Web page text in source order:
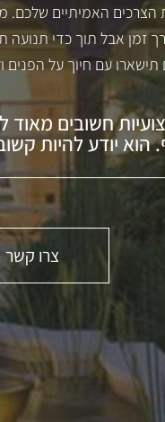
האמיתיים שלכם.
זמן אבל תוך כדי תנועה
עם חיוך על
חשובים
יודע להיות
צרו קשר